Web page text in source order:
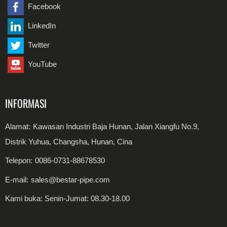
Pipa Las Baja Dupleks
Pelat Baja Tahan Karat
Gulungan Baja Karbon
Kumparan Baja Tahan Karat
Facebook
LinkedIn
Twitter
YouTube
INFORMASI
Alamat: Kawasan Industri Baja Hunan, Jalan Xiangfu No.9,
Distrik Yuhua, Changsha, Hunan, Cina
Telepon: 0086-0731-88678530
E-mail: sales@bestar-pipe.com
Kami buka: Senin-Jumat: 08.30-18.00